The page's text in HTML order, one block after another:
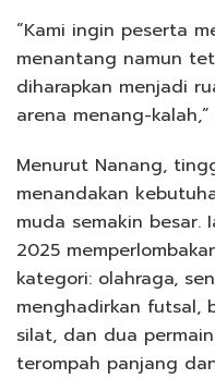
“Kami ingin peserta
menantang namun
diharapkan menjadi
arena menang-kalah,”
Menurut Nanang,
menandakan
muda semakin besar.
2025
kategori: olahraga,
menghadirkan futsal,
silat, dan dua
terompah panjang